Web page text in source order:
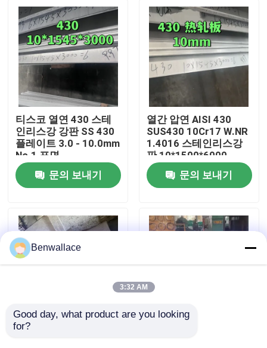
제품
비디오
우리 에 관한 것
공장 투어
품질 관리
저희와 연락
뉴스
티스코 열연 430 스테
인리스강 강판 SS 430
플레이트 3.0 - 10.0mm
No.1 표면
문의 보내기
열간 압연 AISI 430
SUS430 10Cr17 W.NR
1.4016 스테인리스강
판 10*1500*6000
NO.1 표면
문의 보내기
열에 내성이 강한 열로
Benwallace
3:32 AM
Good day, what product are you looking
for?